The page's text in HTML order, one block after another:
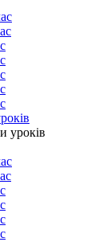
уроків